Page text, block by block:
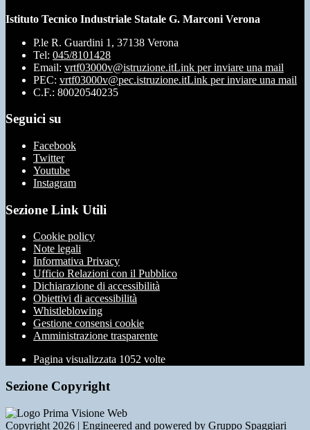
Istituto Tecnico Industriale Statale G. Marconi Verona
P.le R. Guardini 1, 37138 Verona
Tel: 045/8101428
Email: vrtf03000v@istruzione.itLink per inviare una mail
PEC: vrtf03000v@pec.istruzione.itLink per inviare una mail
C.F.: 80020540235
Seguici su
Facebook
Twitter
Youtube
Instagram
Sezione Link Utili
Cookie policy
Note legali
Informativa Privacy
Ufficio Relazioni con il Pubblico
Dichiarazione di accessibilità
Obiettivi di accessibilità
Whistleblowing
Gestione consensi cookie
Amministrazione trasparente
Pagina visualizzata 1052 volte
Sezione Copyright
Copyright 2026 | Engineered and powered by Gruppo Spaggiari